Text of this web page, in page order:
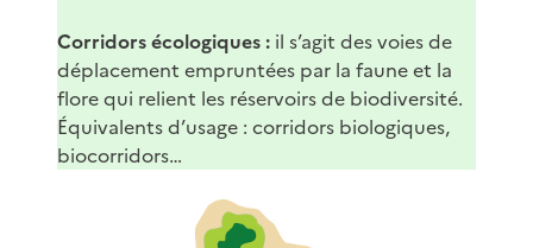
Corridors écologiques : il s’agit des voies de
déplacement empruntées par la faune et la
flore qui relient les réservoirs de biodiversité.
Équivalents d’usage : corridors biologiques,
biocorridors…